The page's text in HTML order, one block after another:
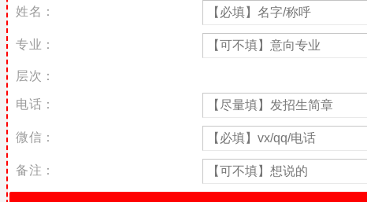
不同专业技术方向学习时间不一样，那么意味着学费也就不一样，同
accp软件工程师课程、benet网络工程师、网络营销课程，针对大专
时间不一样那么收费标准也就不一样，其中accp软件工程师和benet
多。
北大青鸟毕业是什么学历
北大青鸟是民办培训机构，学历是别的大学成人教育函授的。是承认的
北大青鸟学员每个阶段通过考试可以同时获得两个证书：既包括国际
北大青鸟是技能 认证，主要以学习实际的技能为主，掌握技能才是最
姓名：
专业：
层次：
电话：
微信：
备注：